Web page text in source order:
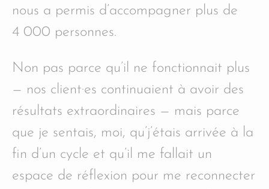
nous a permis d’accompagner plus de
4 000 personnes.
Non pas parce qu’il ne fonctionnait plus
— nos client·es continuaient à avoir des
résultats extraordinaires — mais parce
que je sentais, moi, qu’j’étais arrivée à la
fin d’un cycle et qu’il me fallait un
espace de réflexion pour me reconnecter